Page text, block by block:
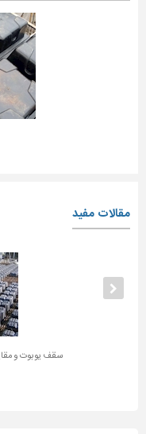
مقالات مفید
سقف یوبوت و